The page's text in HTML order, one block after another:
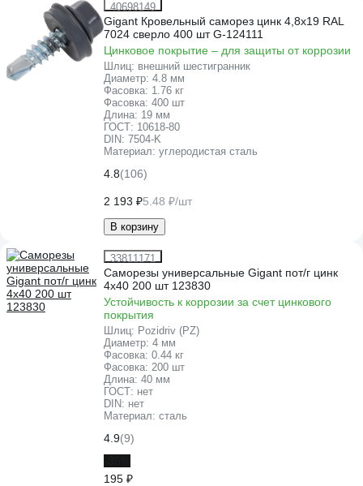
40698149
Gigant Кровельный саморез цинк 4,8х19 RAL
7024 сверло 400 шт G-124111
Цинковое покрытие – для защиты от коррозии
Шлиц: внешний шестигранник
Диаметр: 4.8 мм
Фасовка: 1.76 кг
Фасовка: 400 шт
Длина: 19 мм
ГОСТ: 10618-80
DIN: 7504-K
Материал: углеродистая сталь
4.8(106)
2 193 ₽5.48 ₽/шт
В корзину
33811171
Саморезы универсальные Gigant пот/г цинк
4x40 200 шт 123830
Устойчивость к коррозии за счет цинкового
покрытия
Шлиц: Pozidriv (PZ)
Диаметр: 4 мм
Фасовка: 0.44 кг
Фасовка: 200 шт
Длина: 40 мм
ГОСТ: нет
DIN: нет
Материал: сталь
4.9(9)
195 ₽